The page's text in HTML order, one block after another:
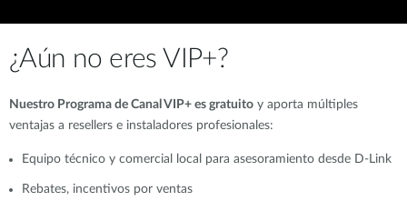
¿Aún no eres VIP+?
Nuestro Programa de Canal VIP+ es gratuito y aporta múltiples
ventajas a resellers e instaladores profesionales:
Equipo técnico y comercial local para asesoramiento desde D-Link
Rebates, incentivos por ventas